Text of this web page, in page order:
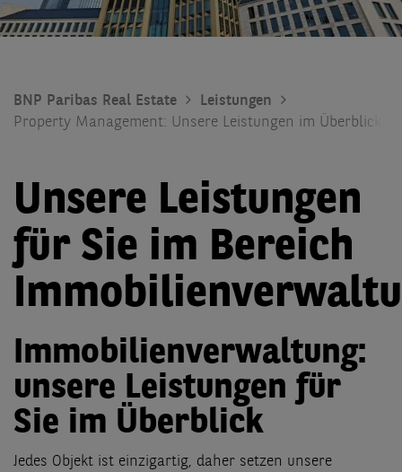
BNP Paribas Real Estate
Leistungen
Property Management: Unsere Leistungen im Überblick
Unsere Leistungen
für Sie im Bereich
Immobilienverwaltung:
unsere Leistungen für
Sie im Überblick
Jedes Objekt ist einzigartig, daher setzen unsere